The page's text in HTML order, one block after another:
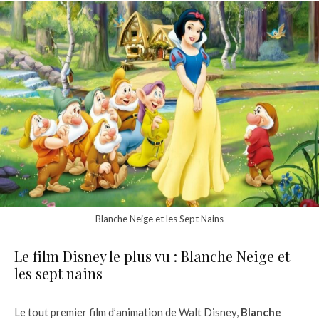
Blanche Neige et les Sept Nains
Le film Disney le plus vu : Blanche Neige et
les sept nains
Le tout premier film d’animation de Walt Disney, Blanche